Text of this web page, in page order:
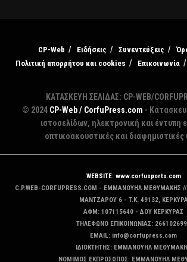
CP-Web Ειδήσεις Συνεντεύξεις
Πολιτική απορρήτου και cookies
Επικοινωνία
ΚΑΤΑΣΚΕΥΗ ΣΕΛΙΔΑΣ: CP-WEB/
© 2024 CP-Web / CorfuPress.com -
ιστοσελίδων, ηλεκτρονική και έντυπη
οπτικοακουστικές και διαφημιστικές
WEBSITE: www.corfusports.com
C.P.WEB-CORFUPRESS.COM - ΕΜΜΑΝΟΥΗΛ ΜΕΘΥΜΑΚΗΣ
MANTZAΡΟΥ 6 - T.K. 49132,
ΑΦΜ: 107115640 - ΔΟΥ ΚΕΡΚΥΡΑΣ
ΤΗΛΕΦΩΝΟ ΕΠΙΚΟΙΝΩΝΙΑΣ:
EMAIL: info@corfupress.com
ΙΔΙΟΚΤΗΤΗΣ: EMMANOYΗΛ
ΝΟΜΙΜΟΣ ΕΚΠΡΟΣΩΠΟΣ: EMMANOYΗΛ